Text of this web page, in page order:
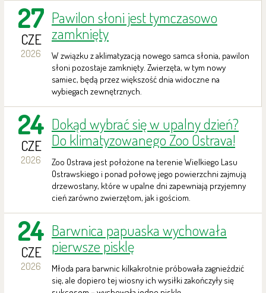
27
CZE
2026
Pawilon słoni jest tymczasowo
zamknięty
W związku z aklimatyzacją nowego samca słonia, pawilon
słoni pozostaje zamknięty. Zwierzęta, w tym nowy
samiec, będą przez większość dnia widoczne na
wybiegach zewnętrznych.
24
CZE
2026
Dokąd wybrać się w upalny dzień?
Do klimatyzowanego Zoo Ostrava!
Zoo Ostrava jest położone na terenie Wielkiego Lasu
Ostrawskiego i ponad połowę jego powierzchni zajmują
drzewostany, które w upalne dni zapewniają przyjemny
cień zarówno zwierzętom, jak i gościom.
24
CZE
2026
Barwnica papuaska wychowała
pierwsze pisklę
Młoda para barwnic kilkakrotnie próbowała zagnieździć
się, ale dopiero tej wiosny ich wysiłki zakończyły się